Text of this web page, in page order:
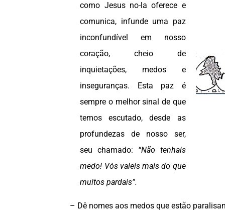
como Jesus no-la oferece e
comunica, infunde uma paz
inconfundível em nosso
coração, cheio de
inquietações, medos e
inseguranças. Esta paz é
sempre o melhor sinal de que
temos escutado, desde as
profundezas de nosso ser,
seu chamado: “Não tenhais
medo! Vós valeis mais do que
muitos pardais”.
– Dê nomes aos medos que estão